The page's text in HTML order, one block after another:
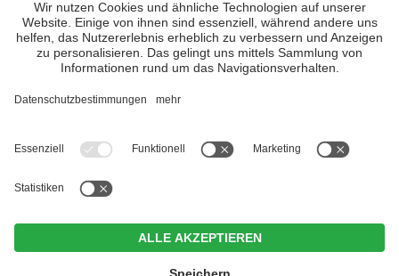
können Fehler auftreten. Wir übernehmen keine Gewähr für
die Richtigkeit und Vollständigkeit aller Informationen.
Informieren Sie sich sicherheitshalber nochmals beim
Veranstalter vor Ort über die aktuellen Bedingungen.
Sitemap| Impressum&Datenschutz
Individuelle Cookie-